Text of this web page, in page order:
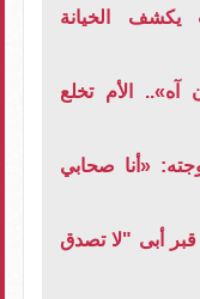
الخيانة
الأم تخلع
«أنا صحابي
أبى "لا تصدق